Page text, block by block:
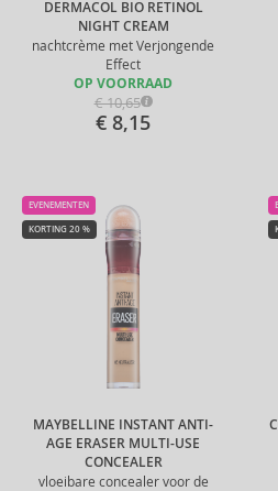
DERMACOL BIO RETINOL
NIGHT CREAM
nachtcrème met Verjongende
Effect
OP VOORRAAD
€ 10,65
€ 8,15
MAYBELLINE INSTANT ANTI-
AGE ERASER MULTI-USE
CONCEALER
vloeibare concealer voor de
EVENEMENTEN
KORTING 20 %